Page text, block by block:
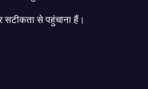
से पहुंचाना हैं।